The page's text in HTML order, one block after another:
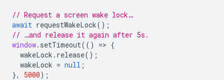
// Request a screen wake lock…
await requestWakeLock();
// …and release it again after 5s.
window. setTimeout(() => {
wakeLock . release();
wakeLock = null ;
},
5000);